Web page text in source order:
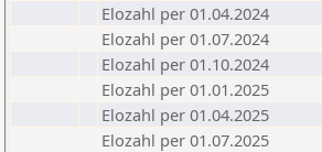
Elozahl per 01.04.2024
Elozahl per 01.07.2024
Elozahl per 01.10.2024
Elozahl per 01.01.2025
Elozahl per 01.04.2025
Elozahl per 01.07.2025